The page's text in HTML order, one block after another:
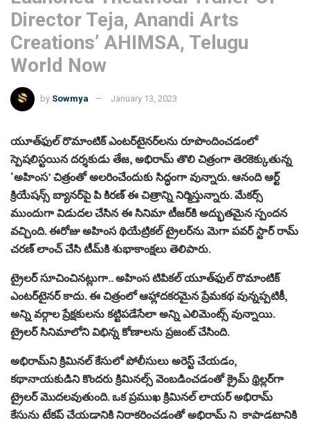
Director Teja, Anandi Arts
Creations’ AHIMSA, Telugu
World Now
by Sowmya January 13, 2023
యూత్‌ఫుల్ రొమాంటిక్ ఎంటర్‌టైనర్‌లను రూపొందించడంలో
స్పెషలిస్టయిన దర్శకుడు తేజ, అభిరామ్ తొలి చిత్రంగా తెరకెక్కుతున్న
‘అహింస’ చిత్రంతో అలరించేందుకు సిద్ధంగా వున్నారు. ఆనంది ఆర్ట్
క్రియేషన్స్ బ్యానర్‌పై పి కిరణ్ ఈ చిత్రాన్ని నిర్మిస్తున్నారు. మేకర్స్
ముందుగా విడుదల చేసిన ఈ సినిమా టీజర్‌కి అద్భుతమైన స్పందన
వచ్చింది. ఈరోజు అహింస థియేట్రికల్ ట్రైలర్‌ను మెగా పవర్ స్టార్ రామ్
చరణ్ లాంచ్ చేసి టీమ్‌కి శుభాకాంక్షలు తెలిపారు.
ట్రైలర్ సూచించినట్లుగా.. అహింస టిపికల్ యూత్‌ఫుల్ రొమాంటిక్
ఎంటర్‌టైనర్ కాదు. ఈ చిత్రంలో ఆహ్లాదకరమైన ప్రేమకథ వున్నప్పటికీ,
అన్ని వర్గాల ప్రేక్షకులను కట్టిపడేసేలా అన్ని ఎలిమెంట్స్ వున్నాయి.
ట్రైలర్ సినిమాలోని విభిన్న కోణాలను ప్రజంట్ చేసింది.
అభిరామ్‌ని క్రిమినల్ కేసులో పోలీసులు అరెస్ట్ చేయడం,
కథానాయకుడిని కొందరు క్రిమినల్స్ వెంబడించడంతో క్రైమ్ థ్రిల్లర్‌గా
ట్రైలర్ మొదలవుతుంది. ఒక ప్రముఖ క్రిమినల్ లాయర్ అభిరామ్
కేసును టేకప్ చేయడానికి నిరాకరించడంతో అభిరామ్ ని కాపాడటానికి